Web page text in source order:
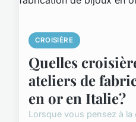
CROISIÈRE
Quelles
ateliers de
en or en Italie?
Lorsque vous pensez à la